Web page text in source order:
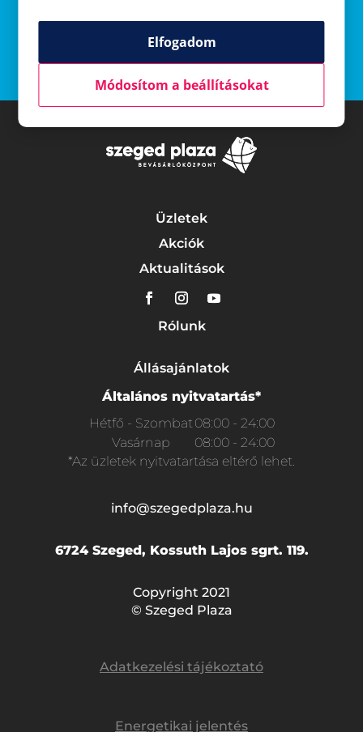
Üzletek
Akciók
Aktualitások
Rólunk
Állásajánlatok
Általános nyitvatartás*
Hétfő - Szombat08:00 - 24:00
Vasárnap
08:00 - 24:00
*Az üzletek nyitvatartása eltérő lehet.
info@szegedplaza.hu
6724 Szeged, Kossuth Lajos sgrt. 119.
Copyright 2021
© Szeged Plaza
Adatkezelési tájékoztató
Energetikai jelentés
Elfogadom
Módosítom a beállításokat